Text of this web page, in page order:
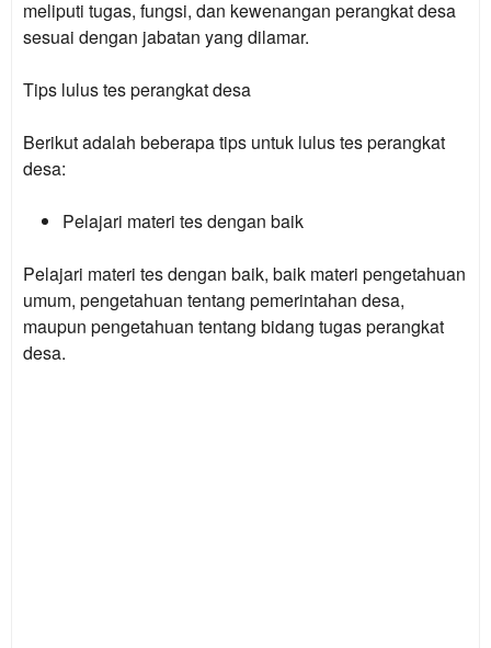
meliputi tugas, fungsi, dan kewenangan perangkat desa
sesuai dengan jabatan yang dilamar.
Tips lulus tes perangkat desa
Berikut adalah beberapa tips untuk lulus tes perangkat
desa:
Pelajari materi tes dengan baik
Pelajari materi tes dengan baik, baik materi pengetahuan
umum, pengetahuan tentang pemerintahan desa,
maupun pengetahuan tentang bidang tugas perangkat
desa.